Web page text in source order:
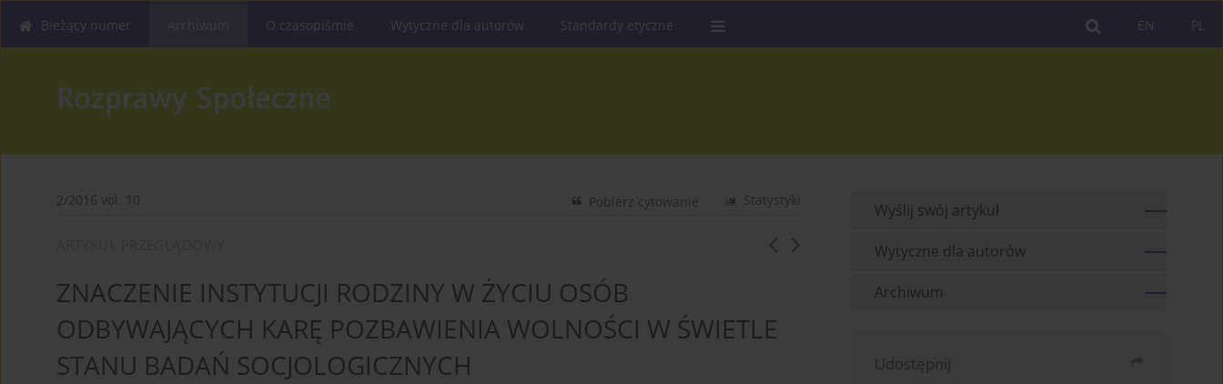
PL
EN
Bieżący numer O czasopiśmie Wytyczne dla autorów Standardy etyczne
2/2016 vol. 10 Statystyki
Pobierz cytowanie
ZNACZENIE INSTYTUCJI RODZINY W ŻYCIU OSÓB
ODBYWAJĄCYCH KARĘ POZBAWIENIA WOLNOŚCI W ŚWIETLE
STANU BADAŃ SOCJOLOGICZNYCH
Wyślij swój artykuł
Wytyczne dla autorów
Archiwum
Udostępnij